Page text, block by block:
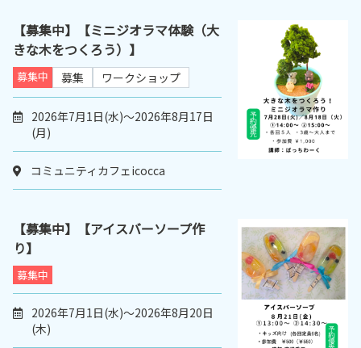
【募集中】【ミニジオラマ体験（大
きな木をつくろう）】
募集中 募集 ワークショップ
2026年7月1日(水)～2026年8月17日
(月)
コミュニティカフェicocca
【募集中】【アイスバーソープ作
り】
募集中
2026年7月1日(水)～2026年8月20日
(木)